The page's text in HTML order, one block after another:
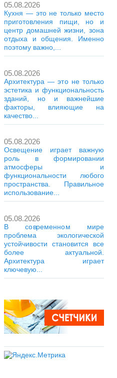
05.08.2026
Кухня — это не только место
приготовления пищи, но и
центр домашней жизни, зона
отдыха и общения. Именно
поэтому важно,...
05.08.2026
Архитектура — это не только
эстетика и функциональность
зданий, но и важнейшие
факторы, влияющие на
качество...
05.08.2026
Освещение играет важную
роль в формировании
атмосферы и
функциональности любого
пространства. Правильное
использование...
05.08.2026
В современном мире
проблема экологической
устойчивости становится все
более актуальной.
Архитектура играет
ключевую...